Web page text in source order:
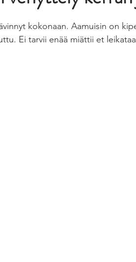
kokonaan. Aamuisin on
Ei tarvii enää miättii et